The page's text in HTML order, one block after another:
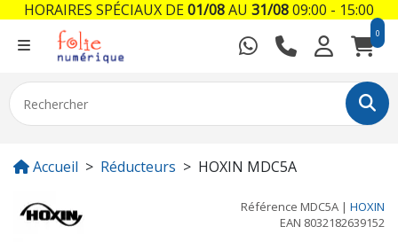
0
Accueil Réducteurs HOXIN MDC5A
Référence MDC5A | HOXIN
EAN 8032182639152
HORAIRES SPÉCIAUX DE01/08AU 31/0809:00 - 15:00